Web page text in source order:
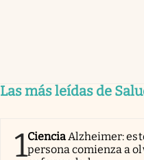
Las más leídas de
1CienciaAlzheimer:
persona comienza a